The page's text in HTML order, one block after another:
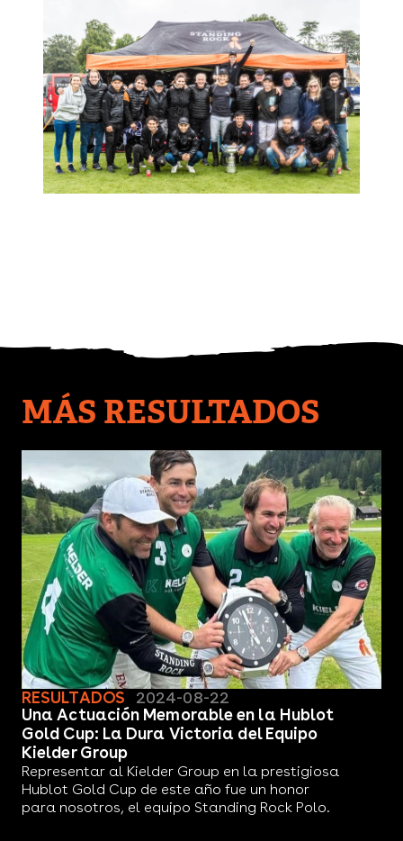
MÁS RESULTADOS
RESULTADOS 2024-08-22
Una Actuación Memorable en la Hublot
Gold Cup: La Dura Victoria del Equipo
Kielder Group
Representar al Kielder Group en la prestigiosa
Hublot Gold Cup de este año fue un honor
para nosotros, el equipo Standing Rock Polo.